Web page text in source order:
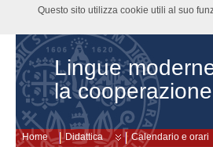
Lingue
la
Home Didattica Calendario e orari
Questo sito utilizza cookie utili al suo